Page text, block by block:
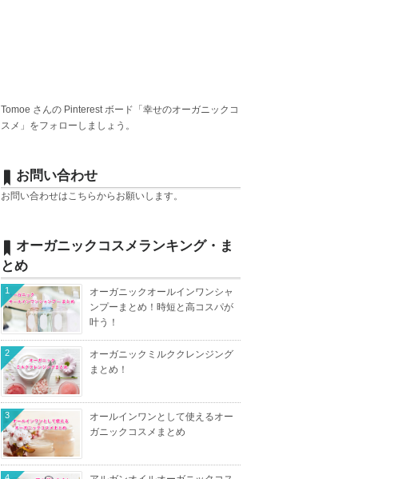
Tomoe さんの Pinterest ボード「幸せのオーガニックコ
スメ」をフォローしましょう。
お問い合わせ
お問い合わせはこちらからお願いします。
オーガニックコスメランキング・ま
とめ
オーガニックオールインワンシャ
ンプーまとめ！時短と高コスパが
叶う！
1
オーガニックミルククレンジング
まとめ！
2
オールインワンとして使えるオー
ガニックコスメまとめ
3